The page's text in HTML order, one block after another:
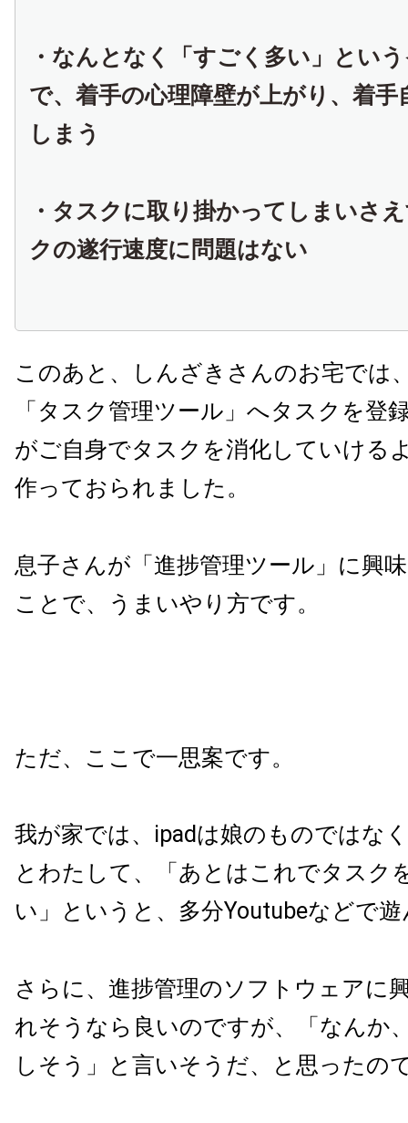
・なんとなく「すごく多い」とい
で、着手の心理障壁が上がり、着手
しまう
・タスクに取り掛かってしまいさ
クの遂行速度に問題はない
このあと、しんざきさんのお宅では
「タスク管理ツール」へタスクを登
がご自身でタスクを消化していける
作っておられました。
息子さんが「進捗管理ツール」に興
ことで、うまいやり方です。
ただ、ここで一思案です。
我が家では、ipadは娘のものではな
とわたして、「あとはこれでタスク
い」というと、多分Youtubeなどで
さらに、進捗管理のソフトウェアに
れそうなら良いのですが、「なんか
しそう」と言いそうだ、と思ったの